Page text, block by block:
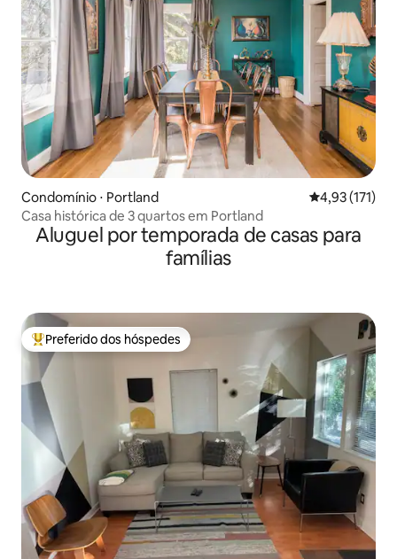
Condomínio ⋅ Portland 4,93 de uma
4,93 (171)
Casa histórica de 3 quartos em Portland
Aluguel por temporada de casas para
famílias
Entre os melhores preferidos dos hóspedes
Preferido dos hóspedes